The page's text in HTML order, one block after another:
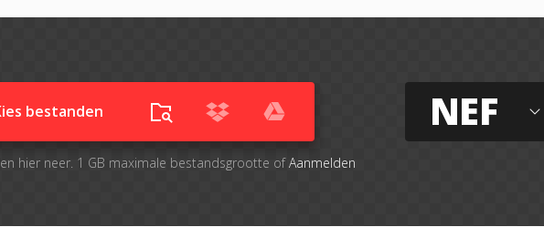
bestanden
hier neer. 1 GB maximale bestandsgrootte ofAanmelden
NEF